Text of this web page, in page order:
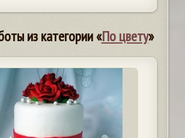
из категории «По цвету»